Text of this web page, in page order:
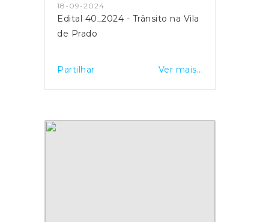
18-09-2024
Edital 40_2024 - Trânsito na Vila
de Prado
Partilhar Ver mais...